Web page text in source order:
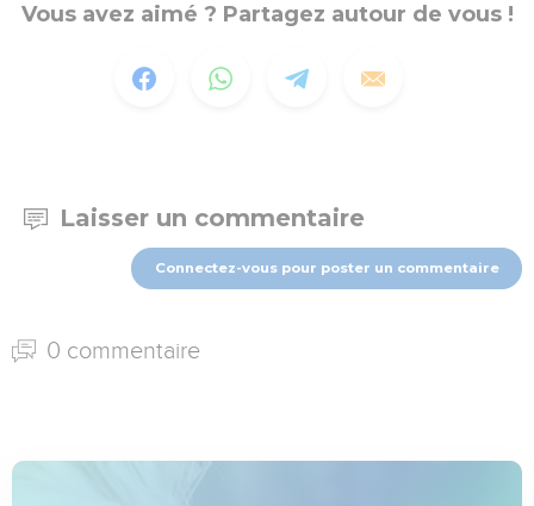
Vous avez aimé ? Partagez autour de vous !
Laisser un commentaire
Connectez-vous pour poster un commentaire
0 commentaire